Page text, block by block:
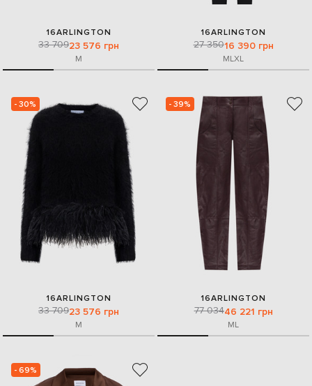
16ARLINGTON
33 70923 576 грн
M
16ARLINGTON
27 35016 390 грн
MLXL
- 30%
16ARLINGTON
33 70923 576 грн
M
- 39%
16ARLINGTON
77 03446 221 грн
ML
- 69%